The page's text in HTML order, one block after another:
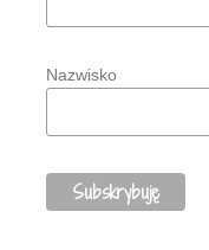
Nazwisko